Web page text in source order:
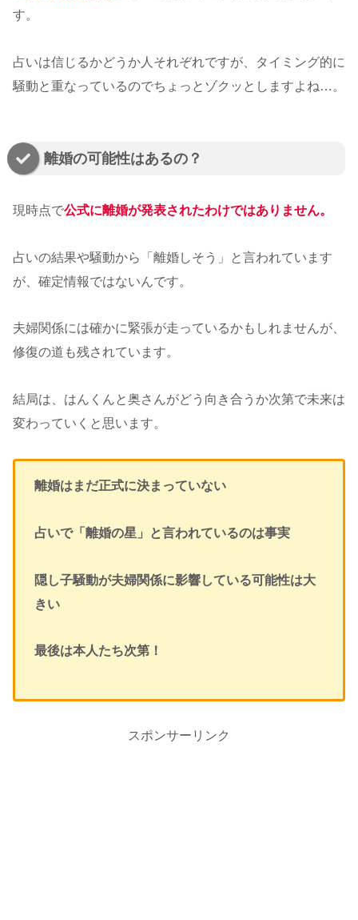
す。
占いは信じるかどうか人それぞれですが、タイミング的に
騒動と重なっているのでちょっとゾクッとしますよね…。
離婚の可能性はあるの？
現時点で公式に離婚が発表されたわけではありません。
占いの結果や騒動から「離婚しそう」と言われています
が、確定情報ではないんです。
夫婦関係には確かに緊張が走っているかもしれませんが、
修復の道も残されています。
結局は、はんくんと奥さんがどう向き合うか次第で未来は
変わっていくと思います。
離婚はまだ正式に決まっていない
占いで「離婚の星」と言われているのは事実
隠し子騒動が夫婦関係に影響している可能性は大
きい
最後は本人たち次第！
スポンサーリンク